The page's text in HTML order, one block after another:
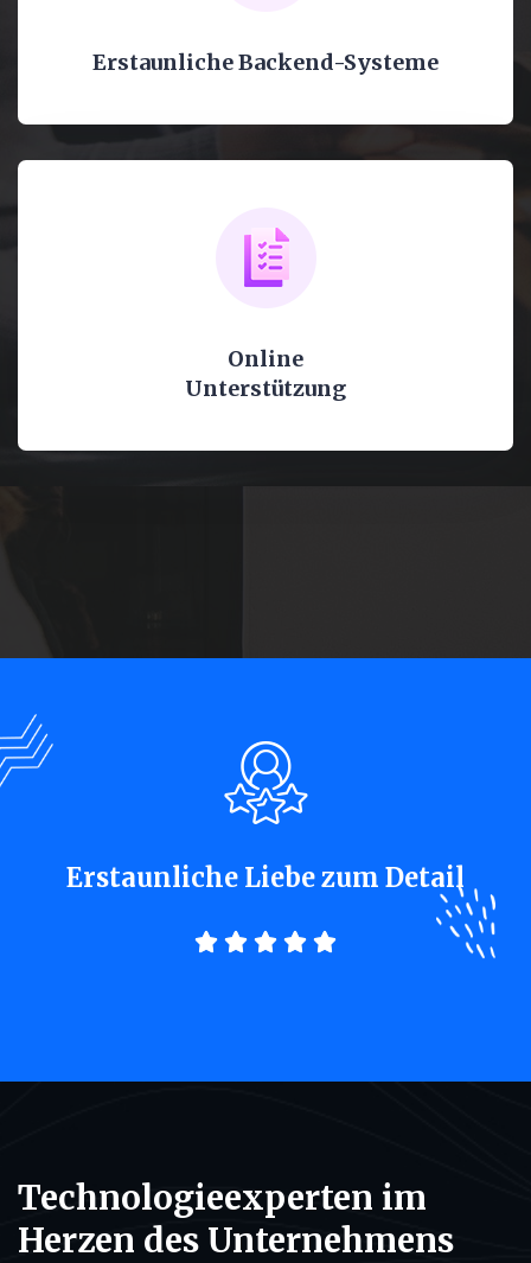
Erstaunliche Backend-Systeme
Online
Unterstützung
Erstaunliche Liebe zum Detail
    
Technologieexperten im
Herzen des Unternehmens